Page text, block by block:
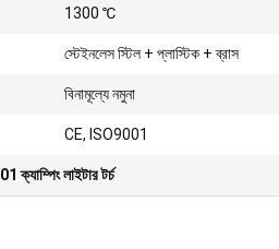
1300 ℃
স্টেইনলেস স্টিল + প্লাস্টিক + ব্রাস
বিনামূল্যে নমুনা
CE, ISO9001
ক্যাম্পিং লাইটার টর্চ